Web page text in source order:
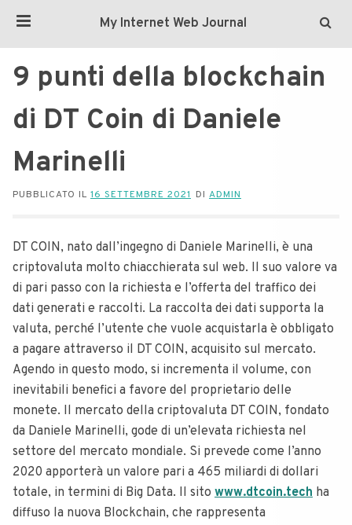
My Internet Web Journal
9 punti della blockchain
di DT Coin di Daniele
Marinelli
PUBBLICATO IL 16 SETTEMBRE 2021 DI ADMIN
DT COIN, nato dall’ingegno di Daniele Marinelli, è una
criptovaluta molto chiacchierata sul web. Il suo valore va
di pari passo con la richiesta e l’offerta del traffico dei
dati generati e raccolti. La raccolta dei dati supporta la
valuta, perché l’utente che vuole acquistarla è obbligato
a pagare attraverso il DT COIN, acquisito sul mercato.
Agendo in questo modo, si incrementa il volume, con
inevitabili benefici a favore del proprietario delle
monete. Il mercato della criptovaluta DT COIN, fondato
da Daniele Marinelli, gode di un’elevata richiesta nel
settore del mercato mondiale. Si prevede come l’anno
2020 apporterà un valore pari a 465 miliardi di dollari
totale, in termini di Big Data. Il sito www.dtcoin.tech ha
diffuso la nuova Blockchain, che rappresenta